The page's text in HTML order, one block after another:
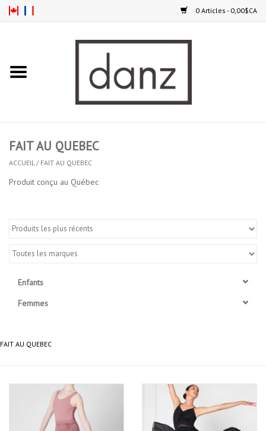
0 Articles - 0,00$CA
HOMMES
ENFANTS
FAIT AU QUEBEC
FAIT AU QUEBEC
ACCUEIL / FAIT AU QUEBEC
Produit conçu au Québec
Enfants
Femmes
FAIT AU QUEBEC